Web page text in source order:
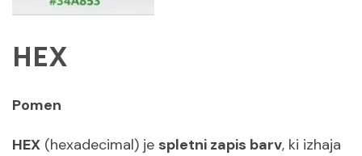
HEX
Pomen
HEX (hexadecimal) je spletni zapis barv, ki izhaja